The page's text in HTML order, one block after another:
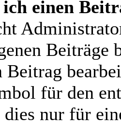
einen
Beiträge
Beitrag
für den
nur für